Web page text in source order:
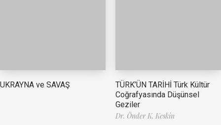
UKRAYNA ve SAVAŞ
TÜRK’ÜN TARİHİ Türk Kültür
Coğrafyasında Düşünsel
Geziler
Dr. Önder K. Keskin